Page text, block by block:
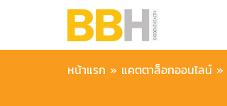
หน้าแรก » แคตตาล็อกออนไลน์ »